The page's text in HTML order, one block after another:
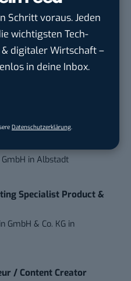
Schritt voraus. Jeden
wichtigsten Tech-
& digitaler Wirtschaft –
in deine Inbox.
Datenschutzerklärung.
GmbHinEschborn
Marketing Manager
– Content
inAlbstadt
Specialist Product &
GmbH & Co. KG in
/ Content Creator